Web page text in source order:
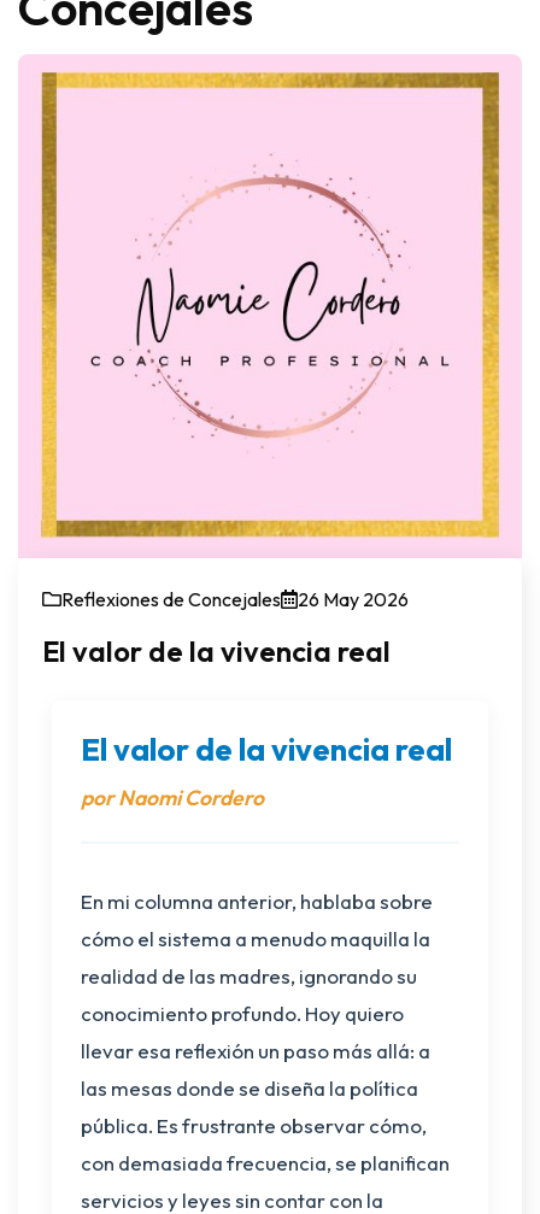
El valor de la vivencia real
Reflexiones de Concejales 26 May 2026
El valor de la vivencia real
por Naomi Cordero
En mi columna anterior, hablaba sobre
cómo el sistema a menudo maquilla la
realidad de las madres, ignorando su
conocimiento profundo. Hoy quiero
llevar esa reflexión un paso más allá: a
las mesas donde se diseña la política
pública. Es frustrante observar cómo,
con demasiada frecuencia, se planifican
servicios y leyes sin contar con la